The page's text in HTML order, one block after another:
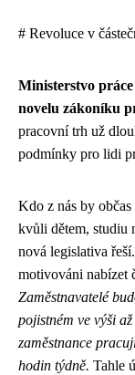
# Revoluce v
Ministerstvo
novelu zákoníku
pracovní trh už
podmínky pro lidi
Kdo z nás by
kvůli dětem, studiu
nová legislativa
motivováni nabízet
Zaměstnavatelé
pojistném ve výši
zaměstnance
hodin týdně. Tahle